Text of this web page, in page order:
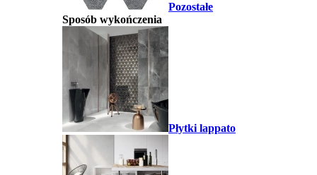
Pozostałe
Sposób wykończenia
Płytki lappato